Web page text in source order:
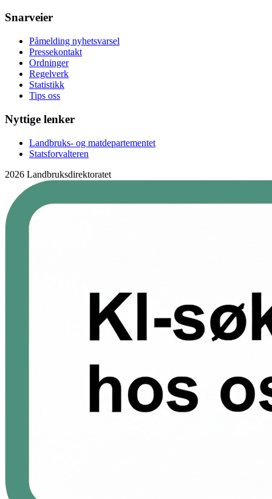
Snarveier
Påmelding nyhetsvarsel
Pressekontakt
Ordninger
Regelverk
Statistikk
Tips oss
Nyttige lenker
Landbruks- og matdepartementet
Statsforvalteren
2026 Landbruksdirektoratet